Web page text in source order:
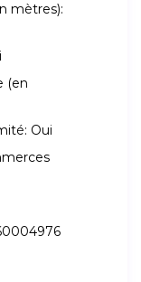
mètres):
(en
Oui